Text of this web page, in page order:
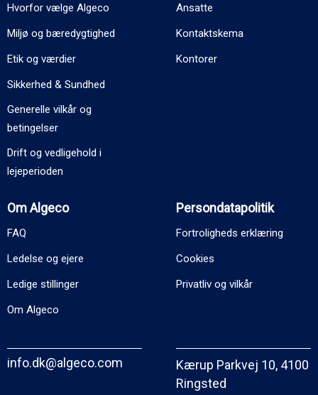
Hvorfor vælge Algeco
Miljø og bæredygtighed
Etik og værdier
Sikkerhed & Sundhed
Generelle vilkår og
betingelser
Drift og vedligehold i
lejeperioden
Ansatte
Kontaktskema
Kontorer
Om Algeco
FAQ
Ledelse og ejere
Ledige stillinger
Om Algeco
Persondatapolitik
Fortroligheds erklæring
Cookies
Privatliv og vilkår
info.dk@algeco.com
Kærup Parkvej 10, 4100
Ringsted